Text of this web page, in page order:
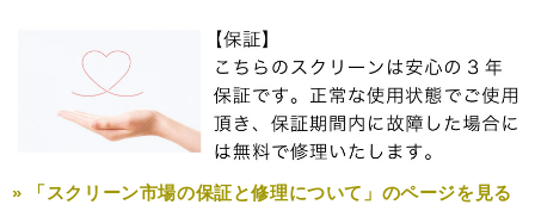
» 「スクリーン市場の保証と修理について」のページを見る